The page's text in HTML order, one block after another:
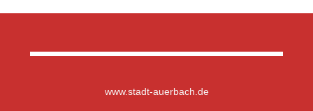
www.stadt-auerbach.de